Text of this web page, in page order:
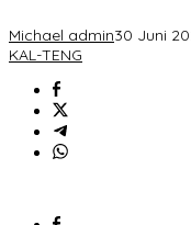
Michael admin30 Juni
KAL-TENG